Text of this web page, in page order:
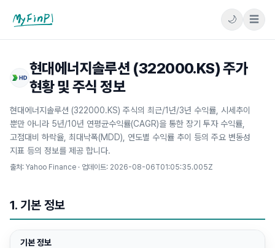
마이핀플
🌙 ☰
현대에너지솔루션 (322000.KS) 주가
현황 및 주식 정보
현대에너지솔루션 (322000.KS) 주식의 최근/1년/3년 수익률, 시세추이
뿐만 아니라 5년/10년 연평균수익률(CAGR)을 통한 장기 투자 수익률,
고점대비 하락율, 최대낙폭(MDD), 연도별 수익률 추이 등의 주요 변동성
지표 등의 정보를 제공 합니다.
출처: Yahoo Finance · 업데이트: 2026-08-06T01:05:35.005Z
1. 기본 정보
기본 정보